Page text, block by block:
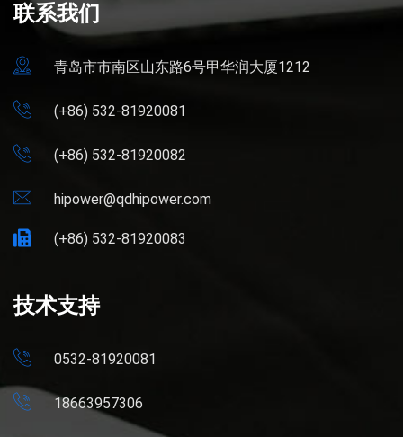
联系我们
青岛市市南区山东路6号甲华润大厦1212
(+86) 532-81920081
(+86) 532-81920082
hipower@qdhipower.com
(+86) 532-81920083
技术支持
0532-81920081
18663957306